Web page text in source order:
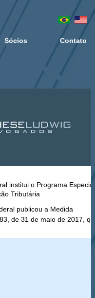
Sócios Contato
institui o Programa Especial
Tributária
publicou a Medida
de 31 de maio de 2017, que